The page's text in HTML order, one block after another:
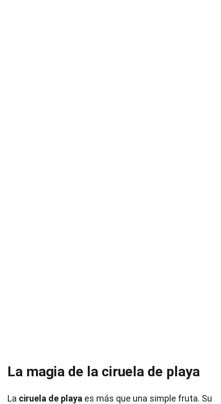
La magia de la ciruela de playa
La ciruela de playa es más que una simple fruta. Su